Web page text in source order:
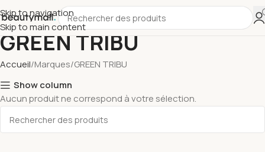
Skip to navigation
Skip to main content
GREEN TRIBU
Accueil Marques GREEN TRIBU
Show column
Aucun produit ne correspond à votre sélection.